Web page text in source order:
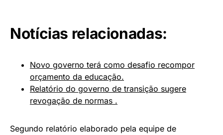
Notícias relacionadas:
Novo governo terá como desafio recompor
orçamento da educação.
Relatório do governo de transição sugere
revogação de normas .
Segundo relatório elaborado pela equipe de